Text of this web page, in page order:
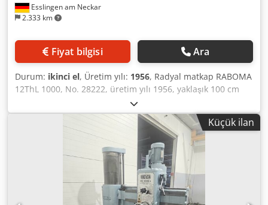
Esslingen am Neckar
2.333 km
Fiyat bilgisi Ara
Durum: ikinci el, Üretim yılı: 1956, Radyal matkap RABOMA
12ThL 1000, No. 28222, üretim yılı 1956, yaklaşık 100 cm
çıkı, diş açma aparatı ve mengeneyle birlikte. Dwedpfx
Abjzlpnxoaja
Küçük ilan